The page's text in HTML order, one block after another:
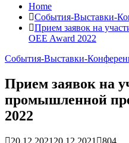
Home
События-Выставки-
Прием заявок на
OEE Award 2022
События-Выставки-
Прием заявок на
промышленной
2022
20.12.2021 20.12.2021 804